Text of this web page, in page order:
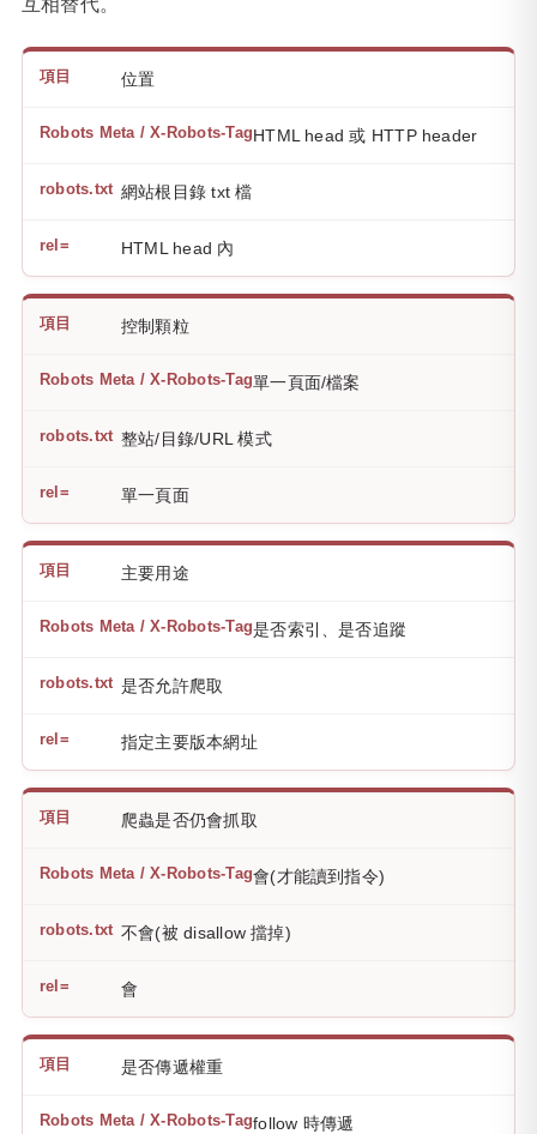
互相替代。
位置
HTML head 或 HTTP header
網站根目錄 txt 檔
HTML head 內
控制顆粒
單一頁面/檔案
整站/目錄/URL 模式
單一頁面
主要用途
是否索引、是否追蹤
是否允許爬取
指定主要版本網址
爬蟲是否仍會抓取
會(才能讀到指令)
不會(被 disallow 擋掉)
會
是否傳遞權重
follow 時傳遞